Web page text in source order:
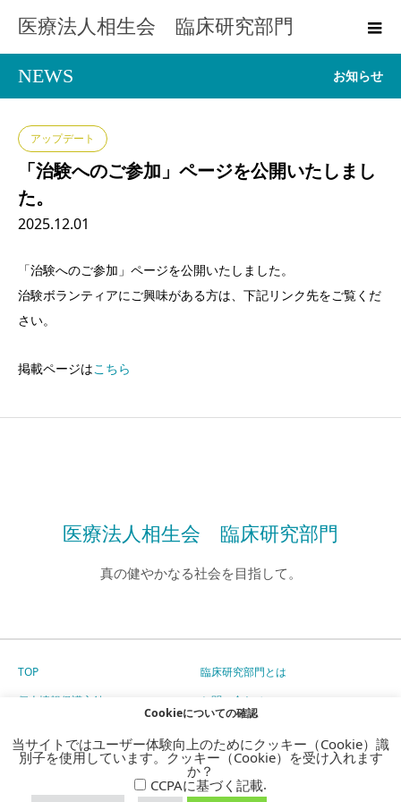
医療法人相生会 臨床研究部門
NEWS お知らせ
アップデート
「治験へのご参加」ページを公開いたしまし
た。
2025.12.01
「治験へのご参加」ページを公開いたしました。
治験ボランティアにご興味がある方は、下記リンク先をご覧くだ
さい。
掲載ページはこちら
医療法人相生会 臨床研究部門
真の健やかなる社会を目指して。
TOP
臨床研究部門とは
個人情報保護方針
お問い合わせ
サイトマップ
Cookieについての確認
当サイトではユーザー体験向上のためにクッキー（Cookie）識
別子を使用しています。クッキー（Cookie）を受け入れます
か？
CCPAに基づく記載.